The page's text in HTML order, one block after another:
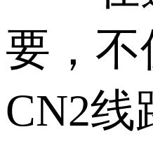
要，
CN2